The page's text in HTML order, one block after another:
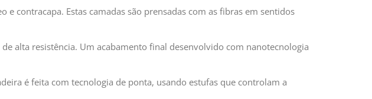
contracapa. Estas camadas são prensadas com as fibras em sentidos
alta resistência. Um acabamento final desenvolvido com nanotecnologia
é feita com tecnologia de ponta, usando estufas que controlam a